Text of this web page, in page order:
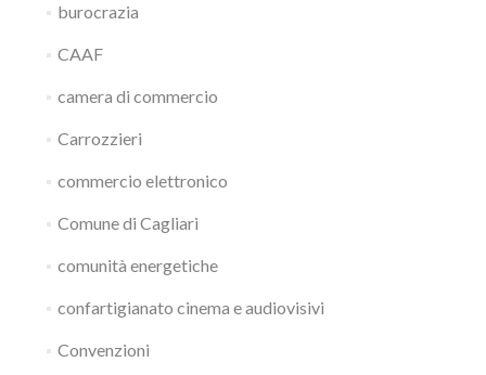
burocrazia
CAAF
camera di commercio
Carrozzieri
commercio elettronico
Comune di Cagliari
comunità energetiche
confartigianato cinema e audiovisivi
Convenzioni